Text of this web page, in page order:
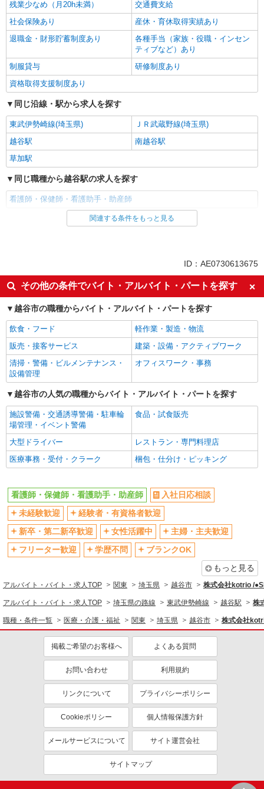
残業少なめ（月20h未満）
交通費支給
社会保険あり
産休・育休取得実績あり
退職金・財形貯蓄制度あり
各種手当（家族・役職・インセン
ティブなど）あり
制服貸与
研修制度あり
資格取得支援制度あり
同じ沿線・駅から求人を探す
東武伊勢崎線(埼玉県)
ＪＲ武蔵野線(埼玉県)
越谷駅
南越谷駅
草加駅
同じ職種から越谷駅の求人を探す
看護師・保健師・看護助手・助産師
同じ雇用形態から越谷駅の求人を探す
入社日応相談
未経験歓迎
経験者・有資格者歓迎
新卒・第二新卒歓迎
女性活躍中
主婦・主夫歓迎
フリーター歓迎
学歴不問
ブランクOK
ミドル（40代～）活躍中
エルダー（50代～）活躍中
シニア（60代～）活躍中
高収入・高額
ボーナス・賞与あり
昇給あり
完全週休2日制
フルタイム歓迎
禁煙・分煙
駅直結・駅チカ
車通勤OK
バイク通勤OK
自転車通勤OK
残業少なめ（月20h未満）
交通費支給
社会保険あり
産休・育休取得実績あり
退職金・財形貯蓄制度あり
各種手当（家族・役職・インセン
ティブなど）あり
制服貸与
研修制度あり
資格取得支援制度あり
医療・介護・福祉
看護師・保健師・看護助手・助産師
同じ特徴から求人を探す
ミドル（40代～）活躍中
ボーナス・賞与あり
車通勤OK
交通費支給
社会保険あり
産休・育休取得実績あり
関連する条件をもっと見る
ID：AE0730613675
その他の条件でバイト・アルバイト・パートを探す
越谷市の職種からバイト・アルバイト・パートを探す
飲食・フード
軽作業・製造・物流
販売・接客サービス
建築・設備・アクティブワーク
清掃・警備・ビルメンテナンス・
設備管理
オフィスワーク・事務
越谷市の人気の職種からバイト・アルバイト・パートを探す
施設警備・交通誘導警備・駐車輪
場管理・イベント警備
食品・試食販売
大型ドライバー
レストラン・専門料理店
医療事務・受付・クラーク
梱包・仕分け・ピッキング
看護師・保健師・看護助手・助産師
入社日応相談
未経験歓迎
経験者・有資格者歓迎
新卒・第二新卒歓迎
女性活躍中
主婦・主夫歓迎
フリーター歓迎
学歴不問
ブランクOK
もっと見る
アルバイト・バイト・求人TOP 関東 埼玉県 越谷市 株式会社kotrio /
アルバイト・バイト・求人TOP 埼玉県の路線 東武伊勢崎線 越谷駅 株
職種・条件一覧 医療・介護・福祉 関東 埼玉県 越谷市 株式会社
掲載ご希望のお客様へ よくある質問
お問い合わせ 利用規約
リンクについて プライバシーポリシー
Cookieポリシー 個人情報保護方針
メールサービスについて サイト運営会社
サイトマップ